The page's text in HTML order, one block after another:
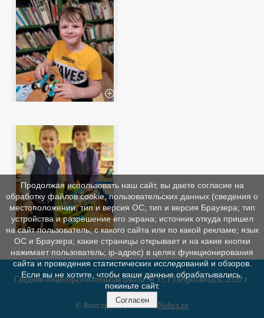
Средняя общеобразовательная школа № 35, г.Петрозаводск, 2026 г.
© Конструктор сайтовNubex.ru
Продолжая использовать наш сайт, вы даете согласие на
обработку файлов cookie, пользовательских данных (сведения о
местоположении; тип и версия ОС; тип и версия Браузера; тип
устройства и разрешение его экрана; источник откуда пришел
на сайт пользователь; с какого сайта или по какой рекламе; язык
ОС и Браузера; какие страницы открывает и на какие кнопки
нажимает пользователь; ip-адрес) в целях функционирования
сайта и проведения статистических исследований и обзоров.
Если вы не хотите, чтобы ваши данные обрабатывались,
покиньте сайт.
Согласен